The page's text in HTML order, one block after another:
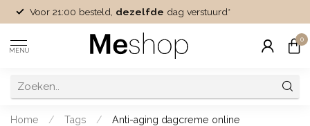
Voor 21:00 besteld, dezelfde dag verstuurd*
MENU
0
Home / Tags / Anti-aging dagcreme online